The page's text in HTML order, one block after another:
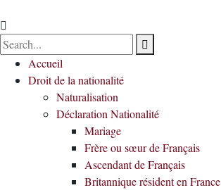
Accueil
Droit de la nationalité
Naturalisation
Déclaration Nationalité
Mariage
Frère ou sœur de Français
Ascendant de Français
Britannique résident en France